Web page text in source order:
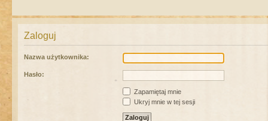
Zaloguj
Nazwa użytkownika:
Hasło:
Zapamiętaj mnie
Ukryj mnie w tej sesji